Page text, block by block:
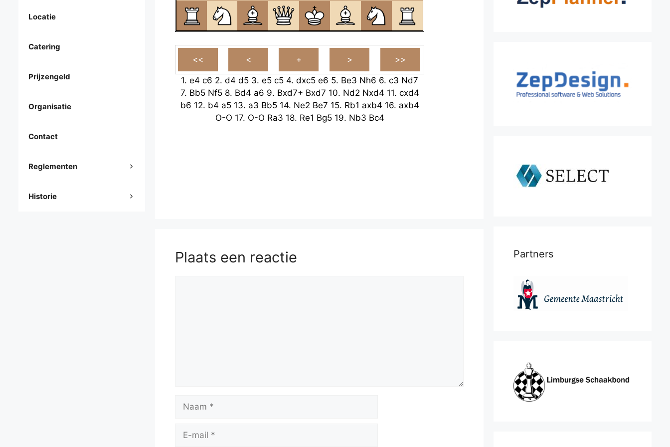
1. e4 c6 2. d4 d5 3. e5 c5 4. dxc5 e6 5. Be3 Nh6 6. c3 Nd7
7. Bb5 Nf5 8. Bd4 a6 9. Bxd7+ Bxd7 10. Nd2 Nxd4 11. cxd4
b6 12. b4 a5 13. a3 Bb5 14. Ne2 Be7 15. Rb1 axb4 16. axb4
O-O 17. O-O Ra3 18. Re1 Bg5 19. Nb3 Bc4
Plaats een reactie
mail
Locatie
Catering
Prijzengeld
Organisatie
Contact
Reglementen
Historie
Partners